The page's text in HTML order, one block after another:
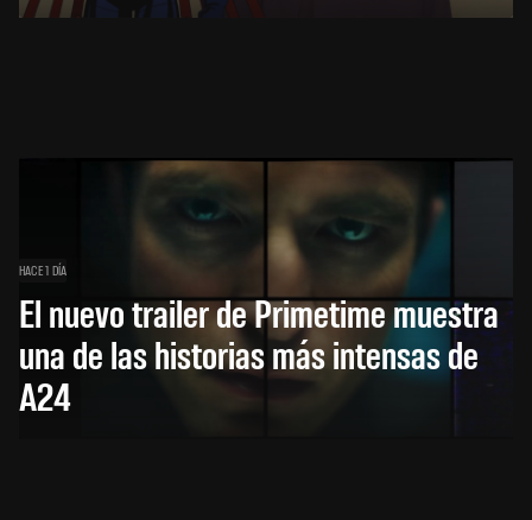
HACE 1 DÍA
El nuevo trailer de Primetime muestra
una de las historias más intensas de
A24